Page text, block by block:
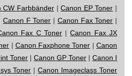
CW Farbbänder |Canon EP Toner |
Canon F Toner | Canon Fax Toner |
Fax C Toner |Canon Fax JX
| Canon Faxphone Toner |Canon
Toner | Canon GP Toner | Canon I
Toner |Canon Imageclass Toner